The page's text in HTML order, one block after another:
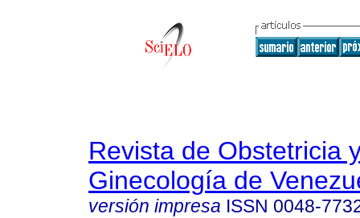
Revista de Obstetricia
Ginecología de
versión impresa ISSN 0048-